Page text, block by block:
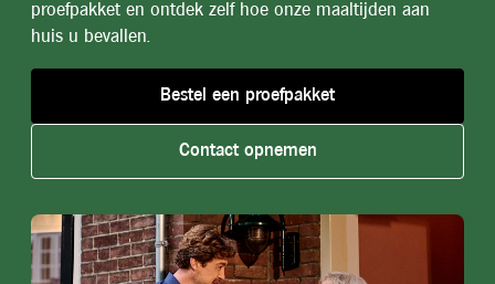
proefpakket en ontdek zelf hoe onze maaltijden aan
huis u bevallen.
Bestel een proefpakket
Contact opnemen